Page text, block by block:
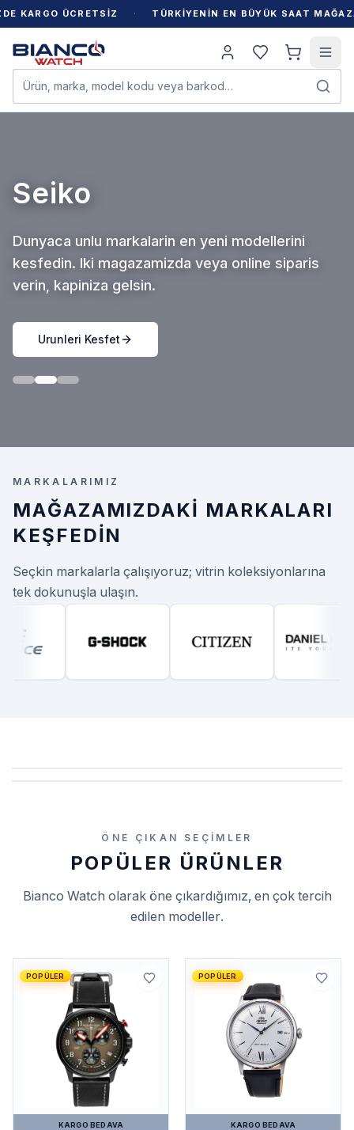
ÜCRETSİZ · TÜRKİYENİN EN BÜYÜK SAAT MAĞAZASI
Ürün, marka, model kodu veya barkod…
Seiko
Dunyaca unlu markalarin en yeni modellerini
kesfedin. Iki magazamizda veya online siparis
verin, kapiniza gelsin.
Urunleri Kesfet
MARKALARIMIZ
MAĞAZAMIZDAKI MARKALARI
KEŞFEDIN
Seçkin markalarla çalışıyoruz; vitrin koleksiyonlarına
tek dokunuşla ulaşın.
ÖNE ÇIKAN SEÇIMLER
POPÜLER ÜRÜNLER
Bianco Watch olarak öne çıkardığımız, en çok tercih
edilen modeller.
POPÜLER
KARGO BEDAVA
POPÜLER
KARGO BEDAVA